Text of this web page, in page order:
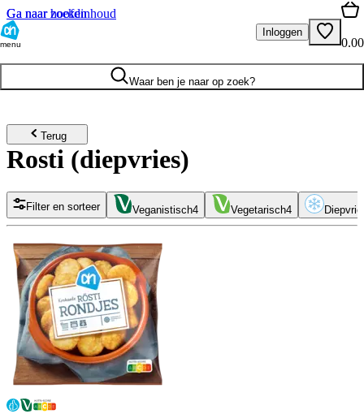
Ga naar hoofdinhoud
Ga naar zoeken
menu
Inloggen
0.00
Waar ben je naar op zoek?
Terug
Rosti (diepvries)
Filter en sorteer Veganistisch4 Vegetarisch4